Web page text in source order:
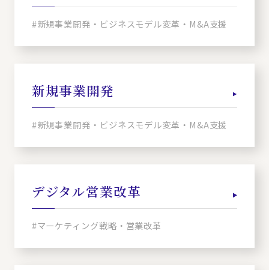
#新規事業開発・ビジネスモデル変革・M&A支援
新規事業開発
#新規事業開発・ビジネスモデル変革・M&A支援
デジタル営業改革
#マーケティング戦略・営業改革